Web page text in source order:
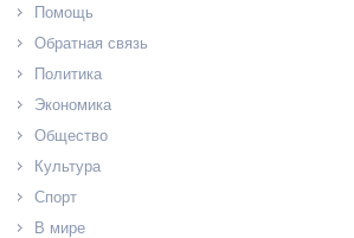
Помощь
Обратная связь
Политика
Экономика
Общество
Культура
Спорт
В мире